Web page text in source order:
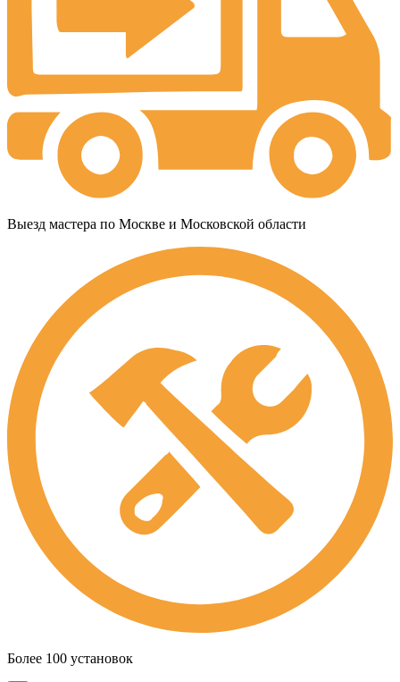
Выезд мастера по Москве и Московской области
Более 100 установок